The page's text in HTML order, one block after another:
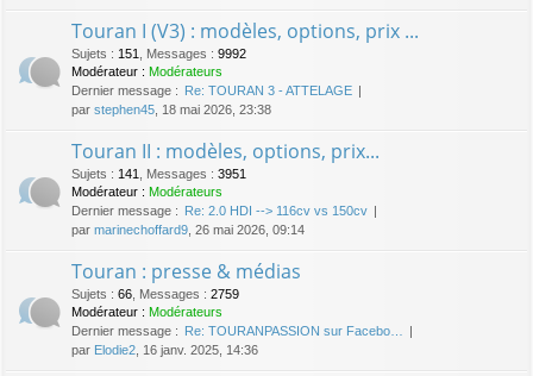
Touran I (V3) : modèles, options, prix ...
Sujets : 151 Messages : 9992
Modérateur : Modérateurs
Dernier message : Re: TOURAN 3 - ATTELAGE
par stephen45 , 18 mai 2026, 23:38
Touran II : modèles, options, prix...
Sujets : 141 Messages : 3951
Modérateur : Modérateurs
Dernier message : Re: 2.0 HDI --> 116cv vs 150cv
par marinechoffard9 , 26 mai 2026, 09:14
Touran : presse & médias
Sujets : 66 Messages : 2759
Modérateur : Modérateurs
Dernier message : Re: TOURANPASSION sur Facebo…
par Elodie2 , 16 janv. 2025, 14:36